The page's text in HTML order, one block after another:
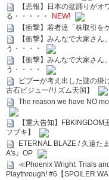
【悲報】日本の盆踊りが
る・・・・・
NEW!
【衝撃】若者達「株取引
【衝撃】みんなで大家さ
う・・・・
【衝撃】みんなで大家さ
う・・・・
ビブーが考え出した謎の掛
古石ビジュー/リズム天国】
The reason we have NO
【重大告知】
フブキ】
ETERNAL BLAZE / 久遠た
A's』OP
≪Phoenix Wright: Trials
Playthrough! #6【SPOILER